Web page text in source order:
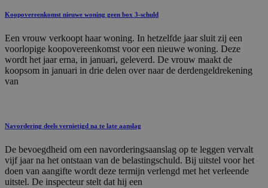
Koopovereenkomst nieuwe woning geen box 3-schuld
Een vrouw verkoopt haar woning. In hetzelfde jaar sluit zij een
voorlopige koopovereenkomst voor een nieuwe woning. Deze
wordt het jaar erna, in januari, geleverd. De vrouw maakt de
koopsom in januari in drie delen over naar de derdengeldrekening
van
Navordering deels vernietigd na te late aanslag
De bevoegdheid om een navorderingsaanslag op te leggen vervalt
vijf jaar na het ontstaan van de belastingschuld. Bij uitstel voor het
doen van aangifte wordt deze termijn verlengd met het verleende
uitstel. De inspecteur stelt dat hij een